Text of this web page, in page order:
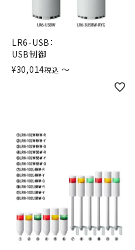
オプション
補修パーツ
パトライトカタログ
LR6-USB：
USB制御
¥30,014税込 〜